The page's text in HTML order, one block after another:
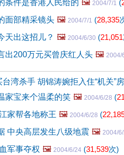
条件是香港人民给的 🖼️ 2004/7/1 (
面部精采镜头 🖼️ 2004/7/1 (28,335
天出这招儿？ 🖼️ 2004/6/30 (21,051
出200万元买曾庆红人头 🖼️ 2004/
湾杀手 胡锦涛婉拒入住“机关”房
家宝来个温柔的笑 🖼️ 2004/6/28 (
家帮各地称王 🖼️ 2004/6/28 (
中央高层发生八级地震 🖼️ 2004/
军事夺权 🖼️ 2004/6/24 (31,539次)